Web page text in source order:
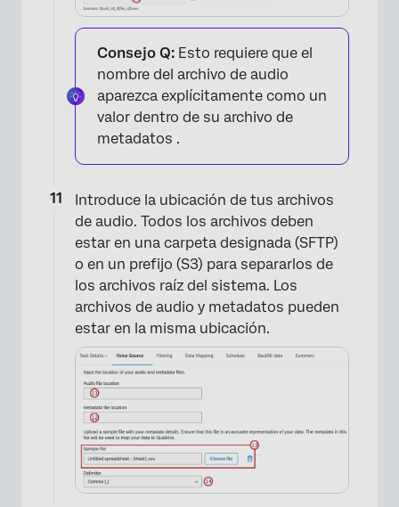
Consejo Q: Esto requiere que el
nombre del archivo de audio
aparezca explícitamente como un
valor dentro de su archivo de
metadatos .
Introduce la ubicación de tus archivos
de audio. Todos los archivos deben
estar en una carpeta designada (SFTP)
o en un prefijo (S3) para separarlos de
los archivos raíz del sistema. Los
archivos de audio y metadatos pueden
estar en la misma ubicación.